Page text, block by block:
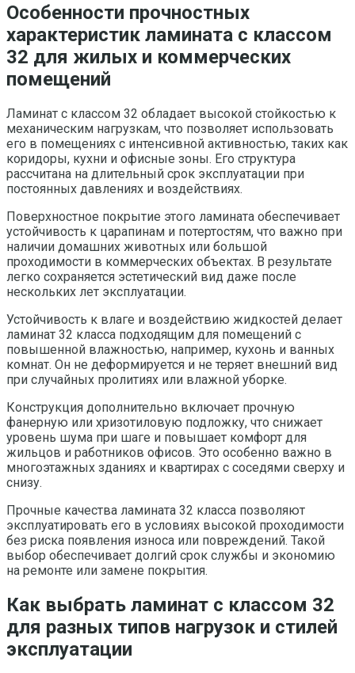
Особенности прочностных
характеристик ламината с классом
32 для жилых и коммерческих
помещений
Ламинат с классом 32 обладает высокой стойкостью к
механическим нагрузкам, что позволяет использовать
его в помещениях с интенсивной активностью, таких как
коридоры, кухни и офисные зоны. Его структура
рассчитана на длительный срок эксплуатации при
постоянных давлениях и воздействиях.
Поверхностное покрытие этого ламината обеспечивает
устойчивость к царапинам и потертостям, что важно при
наличии домашних животных или большой
проходимости в коммерческих объектах. В результате
легко сохраняется эстетический вид даже после
нескольких лет эксплуатации.
Устойчивость к влаге и воздействию жидкостей делает
ламинат 32 класса подходящим для помещений с
повышенной влажностью, например, кухонь и ванных
комнат. Он не деформируется и не теряет внешний вид
при случайных пролитиях или влажной уборке.
Конструкция дополнительно включает прочную
фанерную или хризотиловую подложку, что снижает
уровень шума при шаге и повышает комфорт для
жильцов и работников офисов. Это особенно важно в
многоэтажных зданиях и квартирах с соседями сверху и
снизу.
Прочные качества ламината 32 класса позволяют
эксплуатировать его в условиях высокой проходимости
без риска появления износа или повреждений. Такой
выбор обеспечивает долгий срок службы и экономию
на ремонте или замене покрытия.
Как выбрать ламинат с классом 32
для разных типов нагрузок и стилей
эксплуатации